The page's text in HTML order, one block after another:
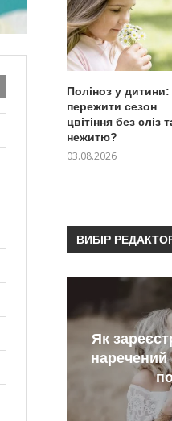
Поліноз у дитини:
пережити сезон
цвітіння без сліз
нежитю?
03.08.2026
ВИБІР
Як
наречений